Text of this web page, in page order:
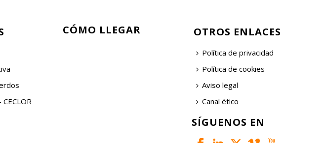
CÓMO LLEGAR OTROS ENLACES
Política de privacidad
Política de cookies
Aviso legal
Canal ético
SÍGUENOS EN